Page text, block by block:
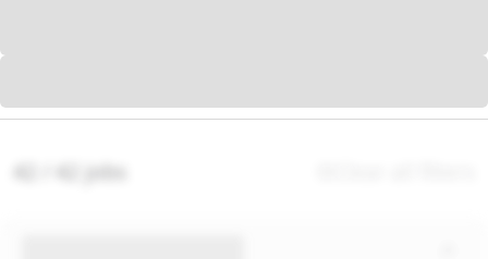
42 / 42 jobs